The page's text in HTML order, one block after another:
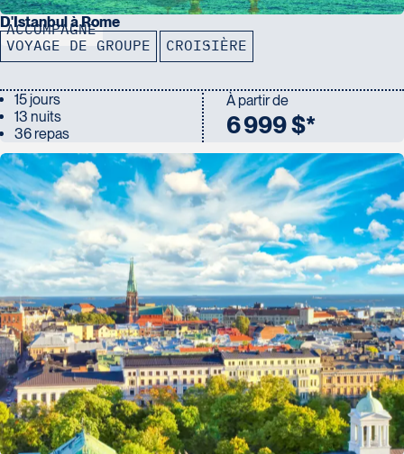
ACCOMPAGNÉ
D'Istanbul à Rome
VOYAGE DE GROUPE CROISIÈRE
15 jours
13 nuits
36 repas
À partir de
6 999 $*